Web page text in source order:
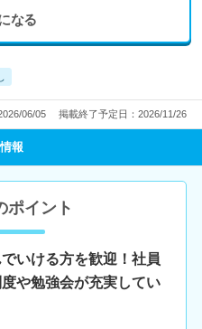
なる
06/05 掲載終了予定日：2026/11/26
報
ポイント
いける方を歓迎！社員
や勉強会が充実してい